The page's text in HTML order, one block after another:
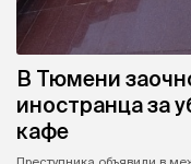
В Тюмени
иностранца за
кафе
Преступника объявили в